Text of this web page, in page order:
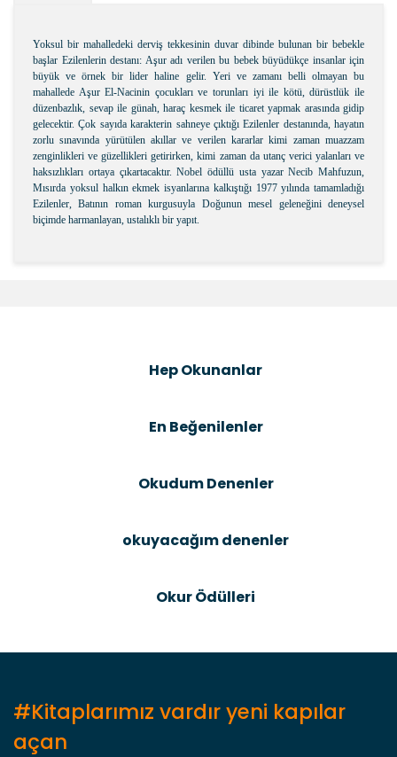
Yoksul bir mahalledeki derviş tekkesinin duvar dibinde bulunan bir bebekle
başlar Ezilenlerin destanı: Aşur adı verilen bu bebek büyüdükçe insanlar için
büyük ve örnek bir lider haline gelir. Yeri ve zamanı belli olmayan bu
mahallede Aşur El-Nacinin çocukları ve torunları iyi ile kötü, dürüstlük ile
düzenbazlık, sevap ile günah, haraç kesmek ile ticaret yapmak arasında gidip
gelecektir. Çok sayıda karakterin sahneye çıktığı Ezilenler destanında, hayatın
zorlu sınavında yürütülen akıllar ve verilen kararlar kimi zaman muazzam
zenginlikleri ve güzellikleri getirirken, kimi zaman da utanç verici yalanları ve
haksızlıkları ortaya çıkartacaktır. Nobel ödüllü usta yazar Necib Mahfuzun,
Mısırda yoksul halkın ekmek isyanlarına kalkıştığı 1977 yılında tamamladığı
Ezilenler, Batının roman kurgusuyla Doğunun mesel geleneğini deneysel
biçimde harmanlayan, ustalıklı bir yapıt.
Ürün açıklamasında eksik bilgiler bulunuyor.
Ürün fiyatı diğer sitelerden daha pahalı.
Hep Okunanlar
En Beğenilenler
Okudum Denenler
okuyacağım denenler
Okur Ödülleri
#Kitaplarımız vardır yeni kapılar
açan